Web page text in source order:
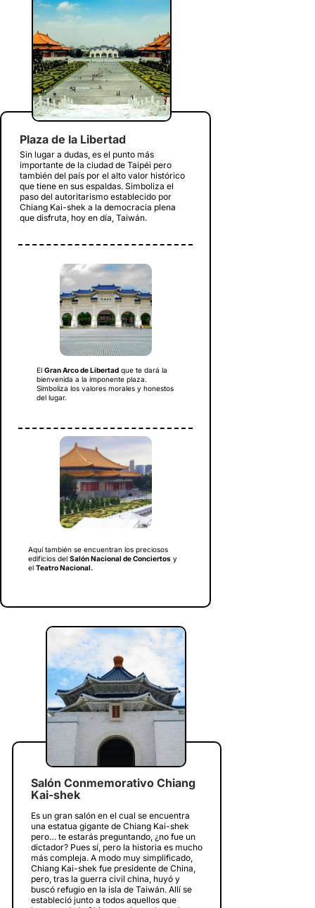
Plaza de la Libertad
Sin lugar a dudas, es el punto más
importante de la ciudad de Taipéi pero
también del país por el alto valor histórico
que tiene en sus espaldas. Simboliza el
paso del autoritarismo establecido por
Chiang Kai-shek a la democracia plena
que disfruta, hoy en día, Taiwán.
El Gran Arco de Libertad que te dará la
bienvenida a la imponente plaza.
Simboliza los valores morales y honestos
del lugar.
Aquí también se encuentran los preciosos
edificios del Salón Nacional de Conciertos y
el Teatro Nacional.
Salón Conmemorativo Chiang
Kai-shek
Es un gran salón en el cual se encuentra
una estatua gigante de Chiang Kai-shek
pero… te estarás preguntando, ¿no fue un
dictador? Pues sí, pero la historia es mucho
más compleja. A modo muy simplificado,
Chiang Kai-shek fue presidente de China,
pero, tras la guerra civil china, huyó y
buscó refugio en la isla de Taiwán. Allí se
estableció junto a todos aquellos que